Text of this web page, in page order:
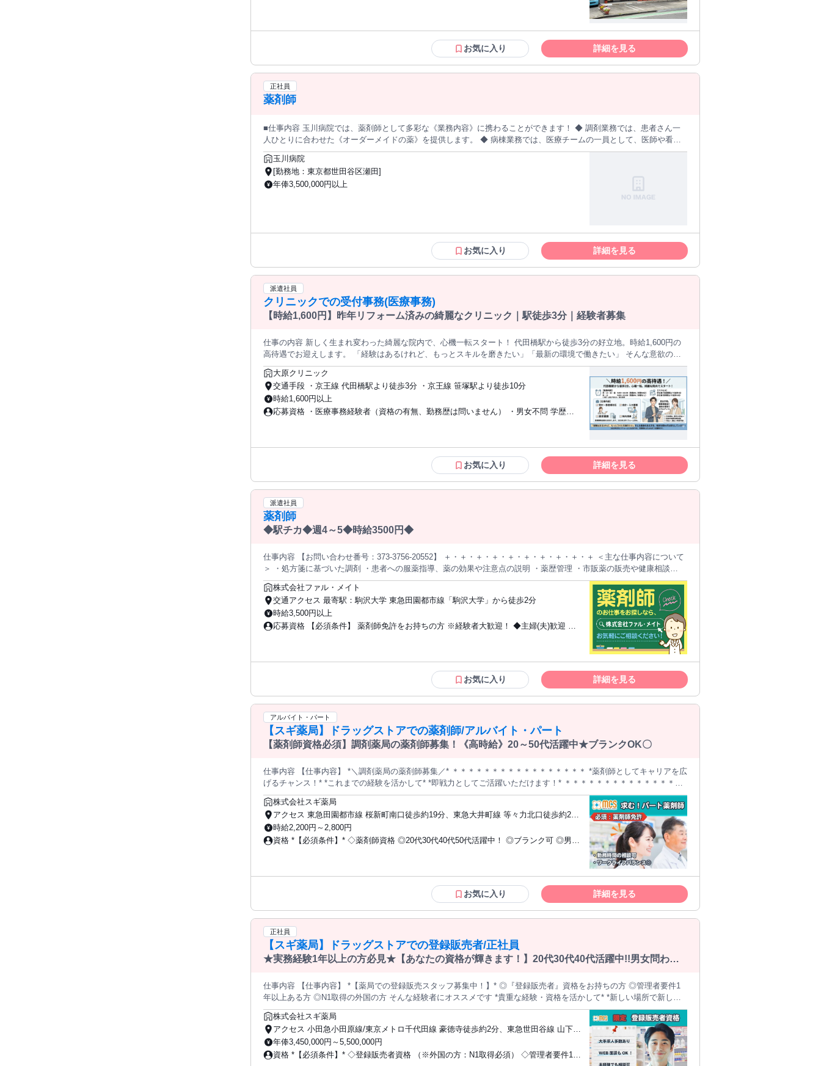
お気に入り 詳細を見る
正社員
薬剤師
■仕事内容 玉川病院では、薬剤師として多彩な《業務内容》に携わることができます！ ◆ 調剤業務では、患者さん一
人ひとりに合わせた《オーダーメイドの薬》を提供します。 ◆ 病棟業務では、医療チームの一員として、医師や看護
師と連携しながら患者さんの《薬の安全管理》を行います。 ◆ 薬剤管理では、在庫管理や薬剤の適正使用に向けた取
り組みを通じて、患者さんの健康を支えます。 《充実したサポート体制》も整っており、入社後の研修やマニュアルが
用意されています！ 医療の現場で《やりがい》を感じながら、あなたの力を発揮しませんか？ お待ちしています♪ な
お本求人は職業紹介事業者である株式会社アモツキによる紹介案件です。
玉川病院
[勤務地：東京都世田谷区瀬田]
年俸3,500,000円以上
お気に入り 詳細を見る
派遣社員
クリニックでの受付事務(医療事務)
【時給1,600円】昨年リフォーム済みの綺麗なクリニック｜駅徒歩3分｜経験者募集
仕事の内容 新しく生まれ変わった綺麗な院内で、心機一転スタート！ 代田橋駅から徒歩3分の好立地。時給1,600円の
高待遇でお迎えします。 「経験はあるけれど、もっとスキルを磨きたい」「最新の環境で働きたい」 そんな意欲のあ
る方を、性別を問わずお待ちしています！ 【仕事内容】 整形外科・内科・小児科・婦人科を構える 地域密着型のクリ
ニックにて、医療事務全般をお任せします。 2025年1月にリフォームしたばかりの、清潔感あふれるモダンな職場で
す。 受付・患者様対応 ∟ 初診・再診の受付や診察室へのスムーズなご案内の実施 会計・入力業務 ∟ 会計処理、レセ
プト（診療報酬明細書）の入力作業 請求業務 ∟ 医療事務としての専門スキルを活かせる業務 院内清掃 ∟ 患者様に気
持ちよく過ごしていただくための環境づくり 医療事務の経験があれば、資格の有無や年数は問いません！ 幅広い診療
大原クリニック
交通手段 ・京王線 代田橋駅より徒歩3分 ・京王線 笹塚駅より徒歩10分
時給1,600円以上
応募資格 ・医療事務経験者（資格の有無、勤務歴は問いません） ・男女不問 学歴不
お気に入り 詳細を見る
派遣社員
薬剤師
◆駅チカ◆週4～5◆時給3500円◆
仕事内容 【お問い合わせ番号：373-3756-20552】 ＋・＋・＋・＋・＋・＋・＋・＋・＋・＋ ＜主な仕事内容について
＞ ・処方箋に基づいた調剤 ・患者への服薬指導、薬の効果や注意点の説明 ・薬歴管理 ・市販薬の販売や健康相談
＋・＋・＋・＋・＋・＋・＋・＋・＋・＋ 処方科目：総合平均処方枚数：110枚/1日 ●時給：3500円+交通費 ●シフト：
月-土10:30～19:30 週3?5日 ●所在地：東京都世田谷区 ●最寄駅：駅から徒歩2分 ●調剤定休日：日・祝日 ●主な処方科
目：総合 ●処方箋枚数：110枚/1日
株式会社ファル・メイト
交通アクセス 最寄駅：駒沢大学 東急田園都市線「駒沢大学」から徒歩2分
時給3,500円以上
応募資格 【必須条件】 薬剤師免許をお持ちの方 ※経験者大歓迎！ ◆主婦(夫)歓迎 ◆
お気に入り 詳細を見る
アルバイト・パート
【スギ薬局】ドラッグストアでの薬剤師/アルバイト・パート
【薬剤師資格必須】調剤薬局の薬剤師募集！《高時給》20～50代活躍中★ブランクOK〇
仕事内容 【仕事内容】 *＼調剤薬局の薬剤師募集／* ＊＊＊＊＊＊＊＊＊＊＊＊＊＊＊＊＊ *薬剤師としてキャリアを広
げるチャンス！* *これまでの経験を活かして* *即戦力としてご活躍いただけます！* ＊＊＊＊＊＊＊＊＊＊＊＊＊＊＊
＊＊ 薬剤師資格を活かして活躍しませんか *！！充実した研修とサポートでスキルを磨ける環境* *！！高時給+交通費
支給あり！* *！！社員購買割引制度あり* ドラッグストア大手の「スギ薬局グループ」 だから安心の福利厚生！ 長く携
われる職場です♪ *＜仕事内容＞* 薬剤師として、下記業務をお任せします。 ■処方せん監査・薬剤の調剤 ■薬歴管理・
服薬指導 ■健康相談など ■その他（薬局運営業務全般）など 【アピールポイント】 ／ ＊薬剤師の資格を活かしてキャ
リアアップしませんか＊ ＼ 株式会社MCS（エムシーエス）は、 医療・ヘルスケア業界に特化した人材サービス会社で
「キャディカル薬剤師.転職」も運営しており、 希望に合った職場・働き方をサポートしています。 ー*【MCSでお仕
事探しメリット】*ー ◎医療業界に特化した転職サポート ◎好条件の求人多数 ◎幅広い求人から自分に合う職場を選べ
る ◎大手スギ薬局グループならではのこの業界に関する情報量 ◎ブランクOK！丁寧なフォローあり ◎キャリアアップ
やライフスタイルに合わせた働き方の相談ができる ◎薬剤師の資格・経験をしっかり活かせる 「新しい環境でスキル
を活かしたい」「キャリアアップしたい」など お一人お一人に合わせたお仕事をご紹介します。 まずはお気軽にご応
株式会社スギ薬局
アクセス 東急田園都市線 桜新町南口徒歩約19分、東急大井町線 等々力北口徒歩約20
分、東急田園都市線 駒沢大学駒沢公園口徒歩約22分
時給2,200円～2,800円
資格 *【必須条件】* ◇薬剤師資格 ◎20代30代40代50代活躍中！ ◎ブランク可 ◎男女
キャリアアップしたい方、 ぜひご応募ください♪
お気に入り 詳細を見る
正社員
【スギ薬局】ドラッグストアでの登録販売者/正社員
★実務経験1年以上の方必見★【あなたの資格が輝きます！】20代30代40代活躍中!!男女問わず
仕事内容 【仕事内容】 *【薬局での登録販売スタッフ募集中！】* ◎『登録販売者』資格をお持ちの方 ◎管理者要件1
年以上ある方 ◎N1取得の外国の方 そんな経験者にオススメです *貴重な経験・資格を活かして* *新しい場所で新しい
キャリアを★* ￣￣V￣￣￣￣￣￣￣￣￣￣￣￣￣￣ 40代までの性別・ブランク関係なく活躍中！ 調剤薬局・ドラッグ
ストア・クリニック などでの経験があれば即戦力！ 数か月後には正社員へ早期キャリアUP！ *《仕事内容》* ・第二類
医薬品（風邪薬・鎮痛剤 etc...） ・第三類医薬品（整腸剤・消化剤 etc...） などの販売をお任せします。 お客様の状態
に合わせてアドバイスしたり 副作用などの注意点をお伝えしてください。 【アピールポイント】 登録販売者の資格を
活かして働きませんか -＊*+ 株式会社MCS（エムシーエス）は、 医療・ヘルスケア業界に特化した人材サービス会社
株式会社スギ薬局
アクセス 小田急小田原線/東京メトロ千代田線 豪徳寺徒歩約2分、東急世田谷線 山下
（東京都）三軒茶屋方面口徒歩約2分、小田急小田原線/東京メトロ千代田線 梅ヶ丘北
口徒歩約6分
年俸3,450,000円～5,500,000円
資格 *【必須条件】* ◇登録販売者資格 （※外国の方：N1取得必須） ◇管理者要件1年